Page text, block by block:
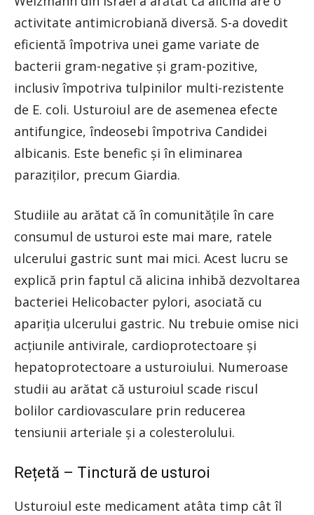
activitate antimicrobiană diversă. S-a dovedit
eficientă împotriva unei game variate de
bacterii gram-negative și gram-pozitive,
inclusiv împotriva tulpinilor multi-rezistente
de E. coli. Usturoiul are de asemenea efecte
antifungice, îndeosebi împotriva Candidei
albicanis. Este benefic și în eliminarea
paraziților, precum Giardia.
Studiile au arătat că în comunitățile în care
consumul de usturoi este mai mare, ratele
ulcerului gastric sunt mai mici. Acest lucru se
explică prin faptul că alicina inhibă dezvoltarea
bacteriei Helicobacter pylori, asociată cu
apariția ulcerului gastric. Nu trebuie omise nici
acțiunile antivirale, cardioprotectoare și
hepatoprotectoare a usturoiului. Numeroase
studii au arătat că usturoiul scade riscul
bolilor cardiovasculare prin reducerea
tensiunii arteriale și a colesterolului.
Rețetă – Tinctură de usturoi
Usturoiul este medicament atâta timp cât îl